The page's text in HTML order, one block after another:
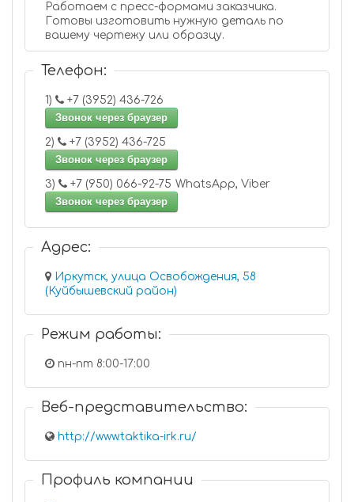
Работаем с пресс-формами заказчика.
Готовы изготовить нужную деталь по
вашему чертежу или образцу.
Телефон:
1)
+7 (3952) 436-726
Звонок через браузер
2)
+7 (3952) 436-725
Звонок через браузер
3)
+7 (950) 066-92-75 WhatsApp, Viber
Звонок через браузер
Адрес:
Иркутск, улица Освобождения, 58
(Куйбышевский район)
Режим работы:
пн-пт 8:00-17:00
Веб-представительство:
http://www.taktika-irk.ru/
Профиль компании